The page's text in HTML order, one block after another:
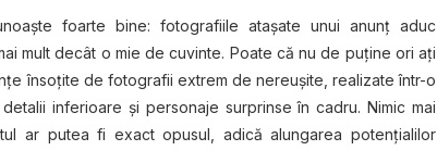
foarte bine: fotografiile ataşate unui anunţ aduc
mult decât o mie de cuvinte. Poate că nu de puţine ori aţi
însoţite de fotografii extrem de nereuşite, realizate într-o
inferioare şi personaje surprinse în cadru. Nimic mai
ar putea fi exact opusul, adică alungarea potenţialilor